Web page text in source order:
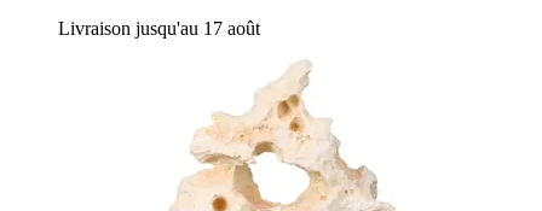
Livraison jusqu'au 17 août